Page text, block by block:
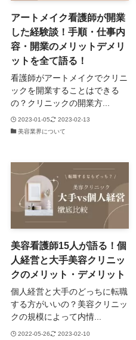
アートメイク看護師が開業
した経験談！手順・仕事内
容・開業のメリットデメリ
ットを全て語る！
看護師がアートメイクでクリニ
ックを開業することはできる
の？クリニックの開業方...
2023-01-05
2023-02-13
美容業界について
美容看護師15人が語る！個
人経営と大手美容クリニッ
クのメリット・デメリット
個人経営と大手のどっちに転職
する方がいいの？美容クリニッ
クの規模によって内情...
2022-05-26
2023-02-10